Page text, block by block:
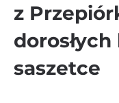
z
saszetce